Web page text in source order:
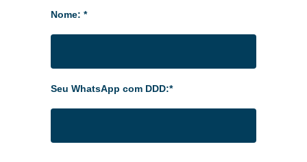
Nome: *
Seu WhatsApp com DDD:*